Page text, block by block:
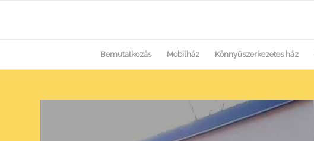
Bemutatkozás Mobilház Könnyűszerkezetes ház